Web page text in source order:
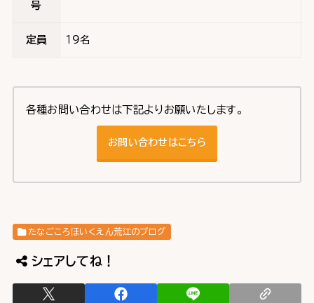
号
定員 １９名
各種お問い合わせは下記よりお願いたします。
お問い合わせはこちら
たなごころほいくえん荒江のブログ
シェアしてね！